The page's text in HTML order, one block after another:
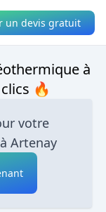
un devis gratuit
à
🔥
votre
Artenay